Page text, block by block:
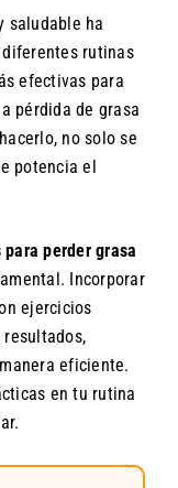
saludable ha
rutinas
efectivas para
pérdida de grasa
no solo se
potencia el
perder grasa
Incorporar
ejercicios
eficiente.
en tu rutina